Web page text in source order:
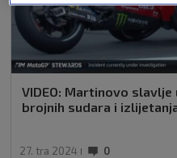
VIDEO: Martinovo slavlje
brojnih sudara i
27. tra 2024 0